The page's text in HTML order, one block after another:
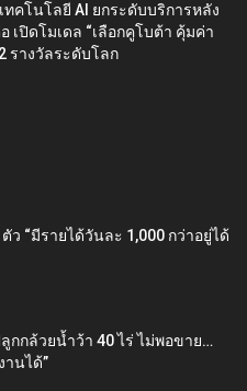
ทคโนโลยี AI ยกระดับบริการหลัง
เปิดโมเดล “เลือกคูโบต้า คุ้มค่า
รางวัลระดับโลก
ตัว “มีรายได้วันละ 1,000 กว่าอยู่ได้
กกล้วยน้ำว้า 40 ไร่ ไม่พอขาย…
านได้”‬